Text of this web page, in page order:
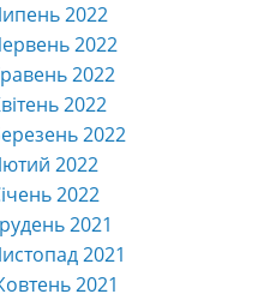
2022
2022
2022
2022
2022
2022
2022
2021
2021
2021